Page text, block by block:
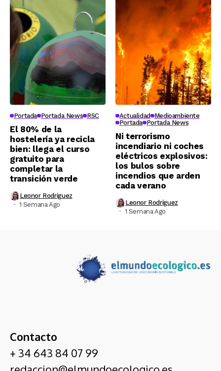
Portada Portada News RSC
El 80% de la
hostelería ya recicla
bien: llega el curso
gratuito para
completar la
transición verde
Leonor Rodríguez
1 Semana Ago
Actualidad Medioambiente
Portada Portada News
Ni terrorismo
incendiario ni coches
eléctricos explosivos:
los bulos sobre
incendios que arden
cada verano
Leonor Rodríguez
1 Semana Ago
Contacto
+ 34 643 84 07 99